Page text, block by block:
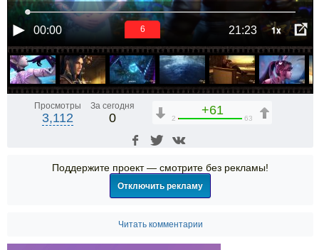
00:00 21:23 1x
6
Просмотры
3,112
За сегодня
0
+61
2 63
Поддержите проект — смотрите без рекламы!
Отключить рекламу
Читать комментарии